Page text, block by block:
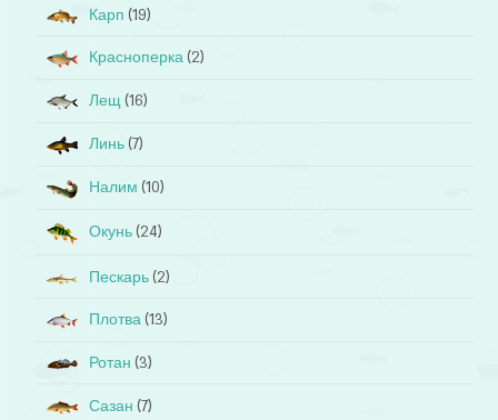
Карп (19)
Красноперка (2)
Лещ (16)
Линь (7)
Налим (10)
Окунь (24)
Пескарь (2)
Плотва (13)
Ротан (3)
Сазан (7)